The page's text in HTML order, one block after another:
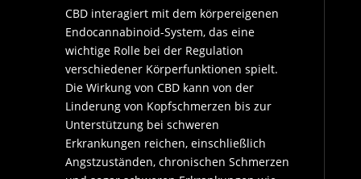
CBD interagiert mit dem körpereigenen
Endocannabinoid-System, das eine
wichtige Rolle bei der Regulation
verschiedener Körperfunktionen spielt.
Die Wirkung von CBD kann von der
Linderung von Kopfschmerzen bis zur
Unterstützung bei schweren
Erkrankungen reichen, einschließlich
Angstzuständen, chronischen Schmerzen